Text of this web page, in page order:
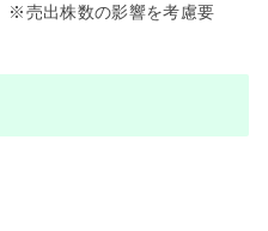
※売出株数の影響を考慮要